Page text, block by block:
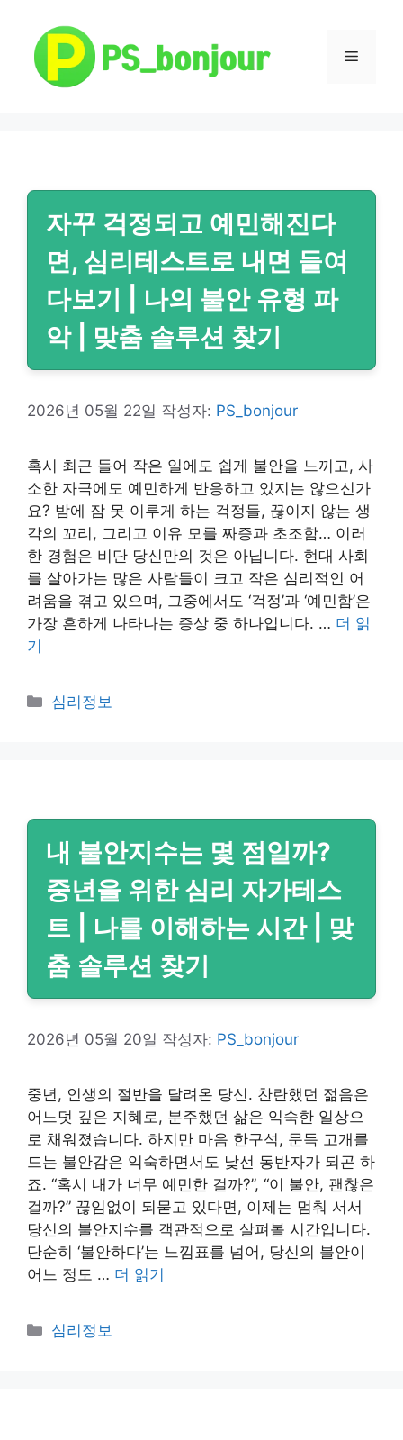
메
자꾸 걱정되고 예민해진다
면, 심리테스트로 내면 들여
다보기 | 나의 불안 유형 파
악 | 맞춤 솔루션 찾기
2026년 05월 22일 작성자: PS_bonjour
혹시 최근 들어 작은 일에도 쉽게 불안을 느끼고, 사
소한 자극에도 예민하게 반응하고 있지는 않으신가
요? 밤에 잠 못 이루게 하는 걱정들, 끊이지 않는 생
각의 꼬리, 그리고 이유 모를 짜증과 초조함… 이러
한 경험은 비단 당신만의 것은 아닙니다. 현대 사회
를 살아가는 많은 사람들이 크고 작은 심리적인 어
려움을 겪고 있으며, 그중에서도 ‘걱정’과 ‘예민함’은
가장 흔하게 나타나는 증상 중 하나입니다. … 더 읽
기
카
심리정보
내 불안지수는 몇 점일까?
중년을 위한 심리 자가테스
트 | 나를 이해하는 시간 | 맞
춤 솔루션 찾기
2026년 05월 20일 작성자: PS_bonjour
중년, 인생의 절반을 달려온 당신. 찬란했던 젊음은
어느덧 깊은 지혜로, 분주했던 삶은 익숙한 일상으
로 채워졌습니다. 하지만 마음 한구석, 문득 고개를
드는 불안감은 익숙하면서도 낯선 동반자가 되곤 하
죠. “혹시 내가 너무 예민한 걸까?”, “이 불안, 괜찮은
걸까?” 끊임없이 되묻고 있다면, 이제는 멈춰 서서
당신의 불안지수를 객관적으로 살펴볼 시간입니다.
단순히 ‘불안하다’는 느낌표를 넘어, 당신의 불안이
어느 정도 … 더 읽기
카
심리정보